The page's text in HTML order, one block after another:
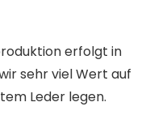
erfolgt in
sehr viel Wert auf
Leder legen.